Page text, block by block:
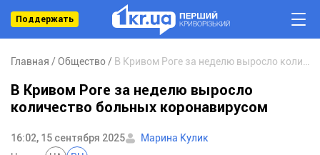
Поддержать
Главная Общество
В Кривом Роге за неделю выросло
количество больных коронавирусом
16:02, 15 сентября 2025
Марина Кулик